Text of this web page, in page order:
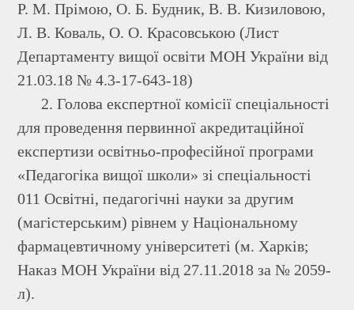
Р. М. Прімою, О. Б. Будник, В. В. Кизиловою,
Л. В. Коваль, О. О. Красовською (Лист
Департаменту вищої освіти МОН України від
21.03.18 № 4.3-17-643-18)
2. Голова експертної комісії спеціальності
для проведення первинної акредитаційної
експертизи освітньо-професійної програми
«Педагогіка вищої школи» зі спеціальності
011 Освітні, педагогічні науки за другим
(магістерським) рівнем у Національному
фармацевтичному університеті (м. Харків;
Наказ МОН України від 27.11.2018 за № 2059-
л).